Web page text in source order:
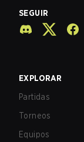
SEGUIR
EXPLORAR
Partidas
Torneos
Equipos